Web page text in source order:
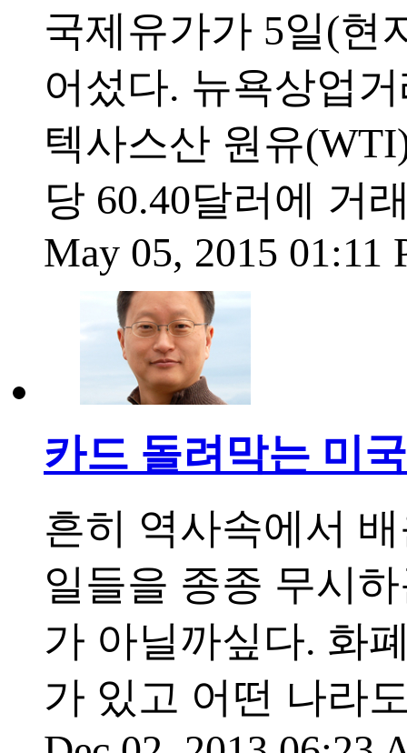
국제유가가 5일(현
어섰다. 뉴욕상업
텍사스산 원유
당 60.40달러에 거
May 05, 2015 01:11
카드 돌려막는 미
흔히 역사속에서
일들을 종종 무시
가 아닐까싶다. 화
가 있고 어떤 나라